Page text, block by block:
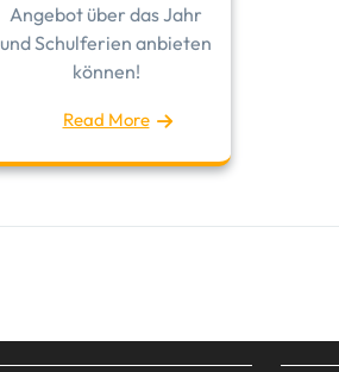
Angebot über das Jahr
und Schulferien anbieten
können!
Read More